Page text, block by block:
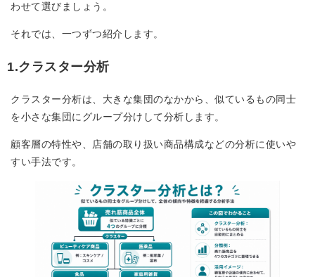
わせて選びましょう。
それでは、一つずつ紹介します。
1.クラスター分析
クラスター分析は、大きな集団のなかから、似ているもの同士
を小さな集団にグループ分けして分析します。
顧客層の特性や、店舗の取り扱い商品構成などの分析に使いや
すい手法です。